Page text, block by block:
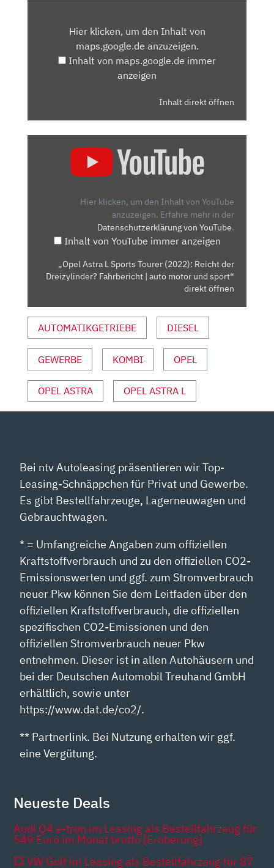
MAPS.GOOGLE.DEHier klicken, um den Inhalt von
maps.google.de anzuzeigen.
Inhalt von maps.google.de immer
anzeigen
Inhalt direkt öffnen
DREIZYLINDER?
FAHRBERICHT
MOTOR
UND
SPORT“
VON
ANZEIGEN
Hier klicken, um den Inhalt von YouTube
anzuzeigen. Erfahre mehr in der
Datenschutzerklärung von YouTube.
Inhalt von YouTube immer anzeigen
„Opel Astra L Sports Tourer (2022): Reicht der
Dreizylinder? Fahrbericht | auto motor und sport“
direkt öffnen
AUTOMATIKGETRIEBE DIESEL
GEWERBE KOMBI OPEL
OPEL ASTRA OPEL ASTRA L
Bei ntv Autoleasing präsentieren wir Top-
Leasing-Schnäppchen für Privat und Gewerbe.
Es gibt Bestellfahrzeuge, Lagerneuwagen und
Gebrauchtwagen.
* = Umfangreiche Angaben zum offiziellen
Kraftstoffverbrauch und zu den offiziellen CO2-
Emissionswerten und ggf. zum Stromverbrauch
neuer Pkw können Sie dem Leitfaden über den
offiziellen Kraftstoffverbrauch, die offiziellen
spezifischen CO2-Emissionen und den
offiziellen Stromverbrauch neuer Pkw
entnehmen. Dieser ist in allen Autohäusern und
bei der Deutschen Automobil Treuhand GmbH
erhältlich, sowie unter
https://www.dat.de/co2/.
** Partnerlink. Bei Nutzung erhalten wir ggf.
eine Vergütung.
Neueste Deals
Audi Q4 e-tron im Leasing als Bestellfahrzeug für
549 Euro im Monat brutto [Eroberung]
💥 VW Golf im Leasing als Bestellfahrzeug für 87